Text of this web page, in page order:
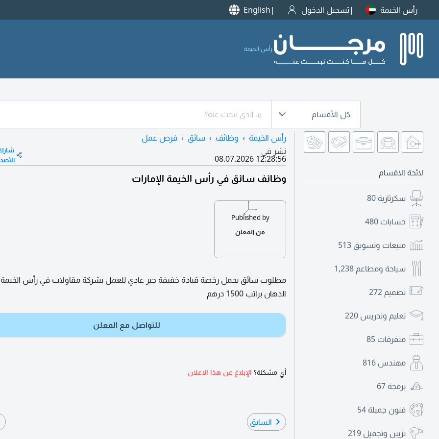
رأس الخيمة تسجيل الدخول English
رأس الخيمة
كل الأقسام
لائحة الاقسام
سكرتارية 80
حسابات 480
مبيعات وتسويق 513
سياحة ومطاعم 1,238
تصميم 272
تعليم وتدريس 220
متفرقات 85
مهندس 816
برمجة 67
فنون جميلة 54
تزيين وتجميل 219
رأس الخيمة وظائف سائق
فرص عمل
نشر في
08.07.2026 12:28:56
وظائف سائق في رأس الخيمة الإمارات
Published by
من المعلن
مطلوب سائق يحمل رخصة قيادة خفيفة جير عادي للعمل بشركة مقاولات في رأس
الدهان براتب 1500 درهم
للتواصل مع المعلن
أي مشكلة؟ الإبلاغ عن هذا الاعلان
السابق